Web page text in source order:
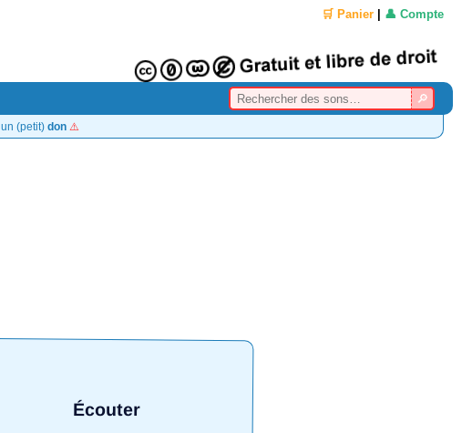
🛒 Panier 👤 Compte
un (petit) don ⚠️
Écouter